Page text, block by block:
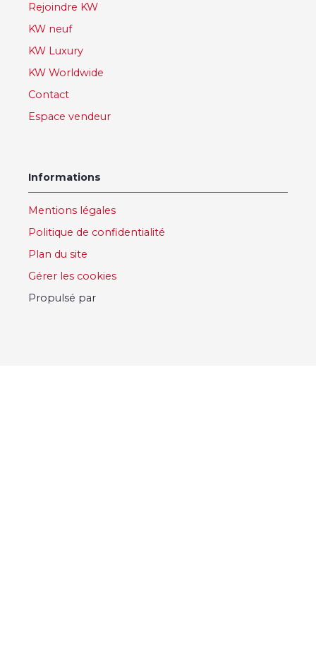
Rejoindre KW
KW neuf
KW Luxury
KW Worldwide
Contact
Espace vendeur
Informations
Mentions légales
Politique de confidentialité
Plan du site
Gérer les cookies
Propulsé par